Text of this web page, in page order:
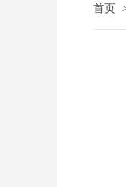
首页